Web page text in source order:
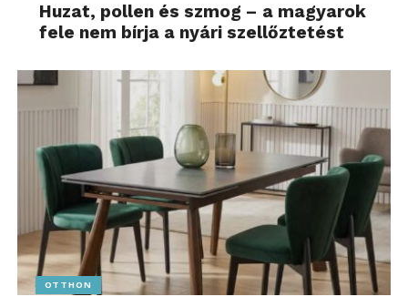
Huzat, pollen és szmog – a magyarok
fele nem bírja a nyári szellőztetést
OTTHON